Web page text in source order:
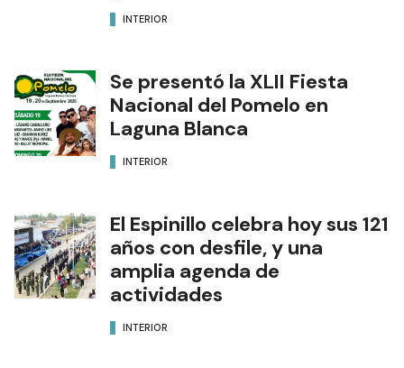
INTERIOR
Se presentó la XLII Fiesta
Nacional del Pomelo en
Laguna Blanca
INTERIOR
El Espinillo celebra hoy sus 121
años con desfile, y una
amplia agenda de
actividades
INTERIOR